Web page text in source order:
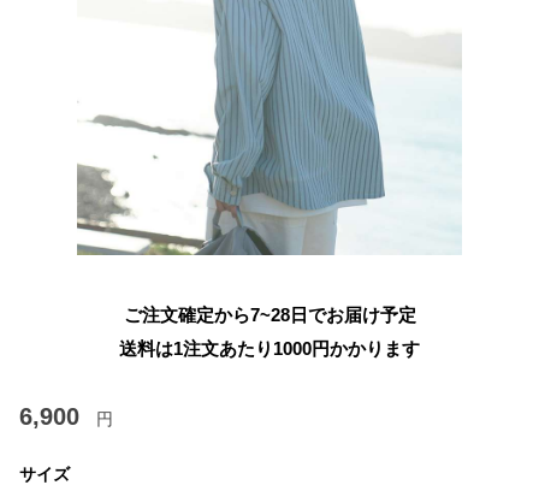
ご注文確定から7~28日でお届け予定
送料は1注文あたり 1000円かかります
6,900 円
サイズ